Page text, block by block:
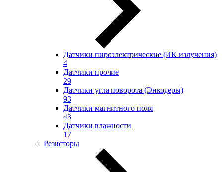
Датчики пироэлектрические (ИК излучения)
4
Датчики прочие
29
Датчики угла поворота (Энкодеры)
93
Датчики магнитного поля
43
Датчики влажности
17
Резисторы